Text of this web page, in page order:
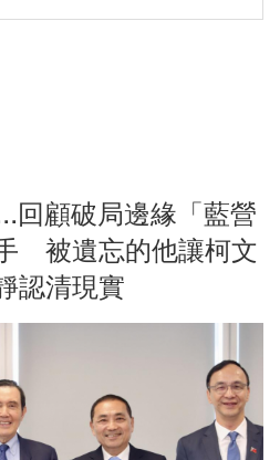
回顧破局邊緣「藍營
被遺忘的他讓柯文
認清現實